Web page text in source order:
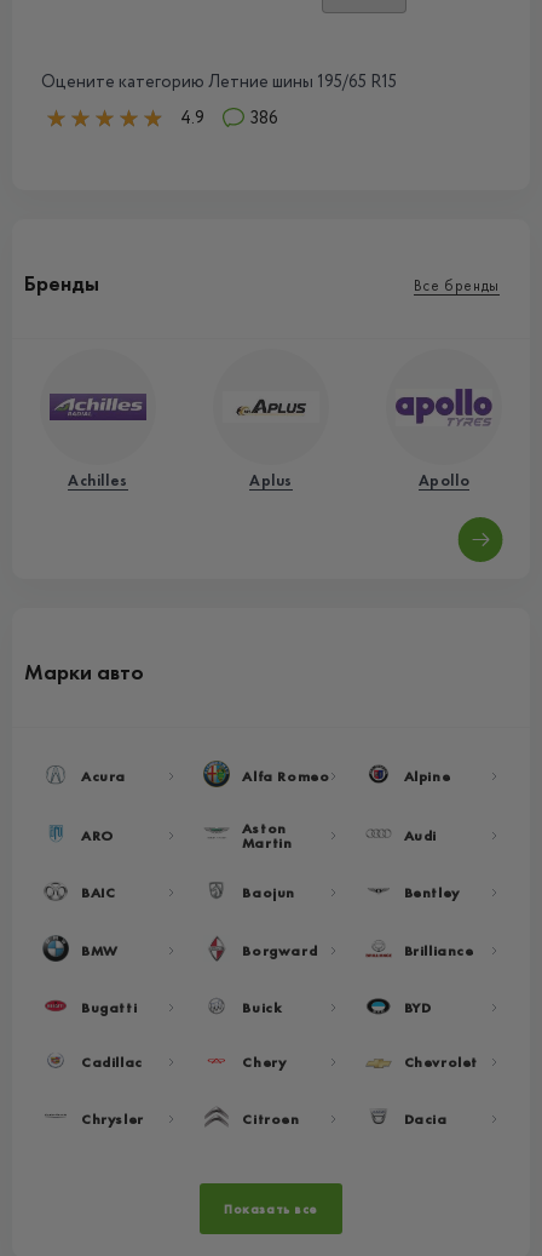
Оцените категорию Летние шины 195/65 R15
4.9
386
Бренды Все бренды
Achilles Aplus Apollo
Марки авто
Acura Alfa Romeo Alpine
ARO Aston
Martin Audi
BAIC Baojun Bentley
BMW Borgward Brilliance
Bugatti Buick BYD
Cadillac Chery Chevrolet
Chrysler Citroen Dacia
Показать все